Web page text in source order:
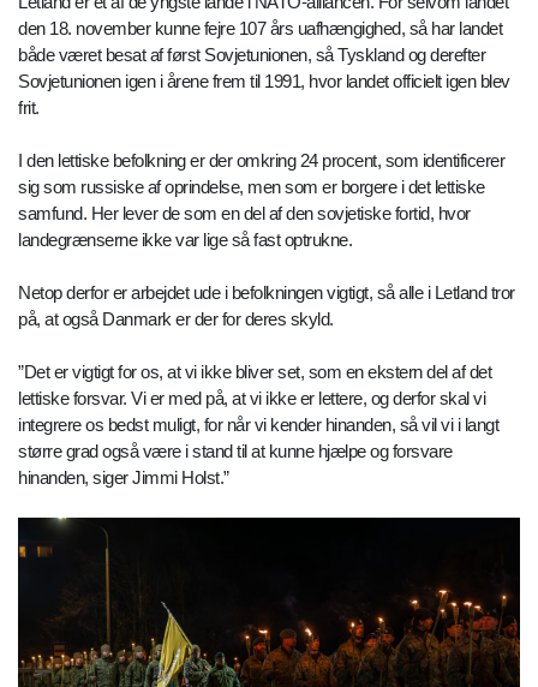
den 18. november kunne fejre 107 års uafhængighed, så har landet
både været besat af først Sovjetunionen, så Tyskland og derefter
Sovjetunionen igen i årene frem til 1991, hvor landet officielt igen blev
frit.
I den lettiske befolkning er der omkring 24 procent, som identificerer
sig som russiske af oprindelse, men som er borgere i det lettiske
samfund. Her lever de som en del af den sovjetiske fortid, hvor
landegrænserne ikke var lige så fast optrukne.
Netop derfor er arbejdet ude i befolkningen vigtigt, så alle i Letland tror
på, at også Danmark er der for deres skyld.
”Det er vigtigt for os, at vi ikke bliver set, som en ekstern del af det
lettiske forsvar. Vi er med på, at vi ikke er lettere, og derfor skal vi
integrere os bedst muligt, for når vi kender hinanden, så vil vi i langt
større grad også være i stand til at kunne hjælpe og forsvare
hinanden, siger Jimmi Holst.”